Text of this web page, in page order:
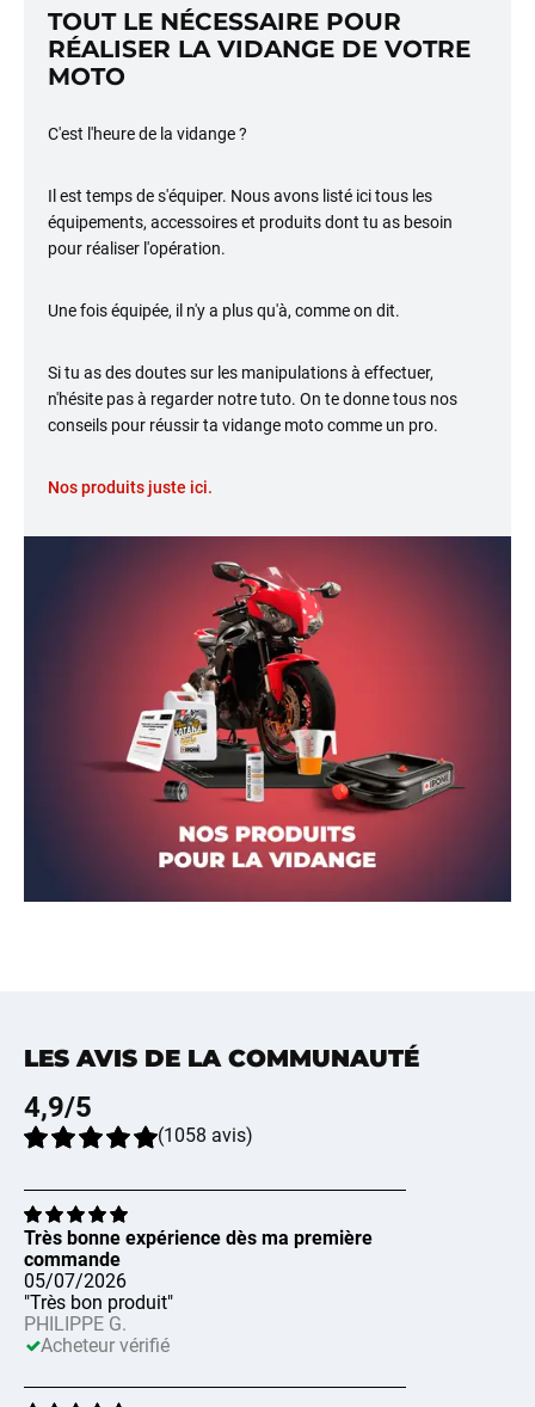
TOUT LE NÉCESSAIRE POUR
RÉALISER LA VIDANGE DE VOTRE
MOTO
C'est l'heure de la vidange ?
Il est temps de s'équiper. Nous avons listé ici tous les
équipements, accessoires et produits dont tu as besoin
pour réaliser l'opération.
Une fois équipée, il n'y a plus qu'à, comme on dit.
Si tu as des doutes sur les manipulations à effectuer,
n'hésite pas à regarder notre tuto. On te donne tous nos
conseils pour réussir ta vidange moto comme un pro.
Nos produits juste ici.
LES AVIS DE LA COMMUNAUTÉ
4,9/5
(1058 avis)
Très bonne expérience dès ma première
commande
05/07/2026
"Très bon produit"
PHILIPPE G.
Acheteur vérifié